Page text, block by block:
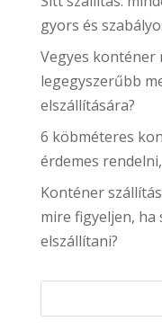
gyors és
Vegyes konténer
legegyszerűbb
elszállítására?
6 köbméteres
érdemes
Konténer
mire figyeljen,
elszállítani?